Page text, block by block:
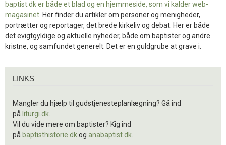
baptist.dk er både et blad og en hjemmeside, som vi kalder web-
magasinet . Her finder du artikler om personer og menigheder,
portrætter og reportager, det brede kirkeliv og debat. Her er både
det evigtgyldige og aktuelle nyheder, både om baptister og andre
kristne, og samfundet generelt. Det er en guldgrube at grave i.
LINKS
Mangler du hjælp til gudstjenesteplanlægning? Gå ind
på liturgi.dk
Vil du vide mere om baptister? Kig ind
på baptisthistorie.dkog anabaptist.dk